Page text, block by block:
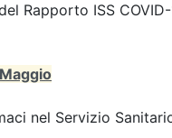
Rapporto ISS COVID-
Maggio
nel Servizio